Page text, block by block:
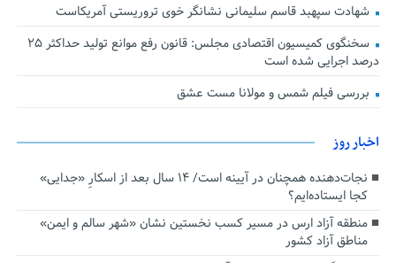
شهادت سپهبد قاسم سلیمانی نشانگر خوی تروریستی آمریکاست
سخنگوی کمیسیون اقتصادی مجلس: قانون رفع موانع تولید حداکثر ۲۵
درصد اجرایی شده است
بررسی فیلم شمس و مولانا مست عشق
اخبار روز
نجات‌دهنده‌ همچنان در آیینه است/ ۱۴ سال بعد از اسکارِ «جدایی»
کجا ایستاده‌ایم؟
منطقه آزاد ارس در مسیر کسب نخستین نشان «شهر سالم و ایمن»
مناطق آزاد کشور